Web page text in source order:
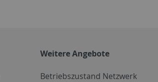
Weitere Angebote
Betriebszustand Netzwerk